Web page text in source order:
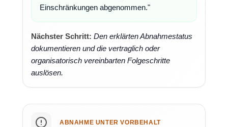
Einschränkungen abgenommen."
Nächster Schritt: Den erklärten Abnahmestatus
dokumentieren und die vertraglich oder
organisatorisch vereinbarten Folgeschritte
auslösen.
ABNAHME UNTER VORBEHALT